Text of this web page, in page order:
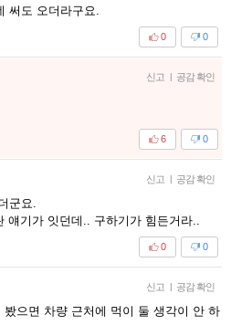
써도 오더라구요.
0
0
신고 | 공감 확인
0
6
신고 | 공감 확인
군요.
기가 잇던데.. 구하기가 힘든거라..
0
0
신고 | 공감 확인
으면 차량 근처에 먹이 둘 생각이 안 하